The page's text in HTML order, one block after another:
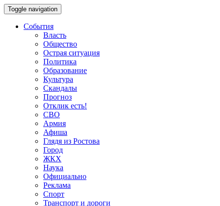
Toggle navigation
События
Власть
Общество
Острая ситуация
Политика
Образование
Культура
Скандалы
Прогноз
Отклик есть!
СВО
Армия
Афиша
Глядя из Ростова
Город
ЖКХ
Наука
Официально
Реклама
Спорт
Транспорт и дороги